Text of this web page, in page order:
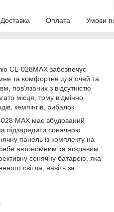
Доставка Оплата Умови
CL-028MAX забезпечує
та комфортне для очей та
пов'язаних з відсутністю
місця, тому відмінно
кемпінгів, рибалок.
028 MAX має вбудований
підзарядити сонячною
панель із комплекту на
автономним та яскравим
сонячну батарею, яка
світла, навіть за